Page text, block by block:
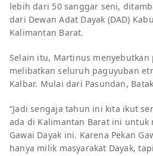
lebih dari 50 sanggar seni,
dari Dewan Adat Dayak (DAD)
Kalimantan Barat.
Selain itu, Martinus
melibatkan seluruh paguyuban
Kalbar. Mulai dari Pasundan,
“Jadi sengaja tahun ini kita ikut
ada di Kalimantan Barat ini untuk
Gawai Dayak ini. Karena Pekan
hanya milik masyarakat Dayak,